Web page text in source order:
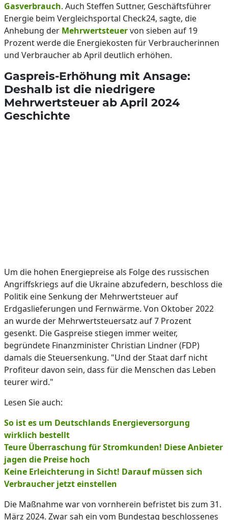
Gasverbrauch. Auch Steffen Suttner, Geschäftsführer
Energie beim Vergleichsportal Check24, sagte, die
Anhebung der Mehrwertsteuervon sieben auf 19
Prozent werde die Energiekosten für Verbraucherinnen
und Verbraucher ab April deutlich erhöhen.
Gaspreis-Erhöhung mit Ansage:
Deshalb ist die niedrigere
Mehrwertsteuer ab April 2024
Geschichte
Um die hohen Energiepreise als Folge des russischen
Angriffskriegs auf die Ukraine abzufedern, beschloss die
Politik eine Senkung der Mehrwertsteuer auf
Erdgaslieferungen und Fernwärme. Von Oktober 2022
an wurde der Mehrwertsteuersatz auf 7 Prozent
gesenkt. Die Gaspreise stiegen immer weiter,
begründete Finanzminister Christian Lindner (FDP)
damals die Steuersenkung. "Und der Staat darf nicht
Profiteur davon sein, dass für die Menschen das Leben
teurer wird."
Lesen Sie auch:
So ist es um Deutschlands Energieversorgung
wirklich bestellt
Teure Überraschung für Stromkunden! Diese Anbieter
jagen die Preise hoch
Keine Erleichterung in Sicht! Darauf müssen sich
Verbraucher jetzt einstellen
Die Maßnahme war von vornherein befristet bis zum 31.
März 2024. Zwar sah ein vom Bundestag beschlossenes